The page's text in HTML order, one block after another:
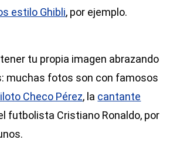
estilo Ghibli, por ejemplo.
tu propia imagen abrazando
muchas fotos son con famosos
Checo Pérez, la cantante
futbolista Cristiano Ronaldo, por